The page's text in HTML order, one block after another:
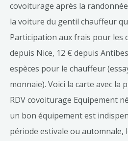
covoiturage après la
la voiture du gentil chauffeur
Participation aux frais pour les
depuis Nice, 12 € depuis
espèces pour le chauffeur
monnaie). Voici la carte avec la
RDV covoiturage Equipement
un bon équipement est
période estivale ou automnale,